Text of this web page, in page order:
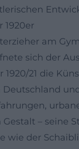
1920er
am
sich der
21 die
– seine
der